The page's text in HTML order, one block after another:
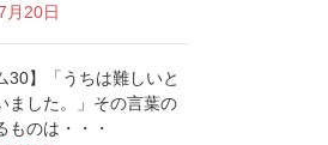
月20日
30】「うちは難しいと
ました。」その言葉の
ものは・・・